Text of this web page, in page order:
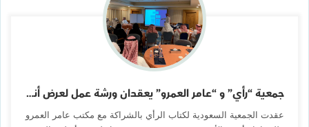
جمعية “رأي” و “عامر العمرو” يعقدان ورشة عمل لعرض أنظمة النشر في جدة
عقدت الجمعية السعودية لكتاب الرأي بالشراكة مع مكتب عامر العمرو